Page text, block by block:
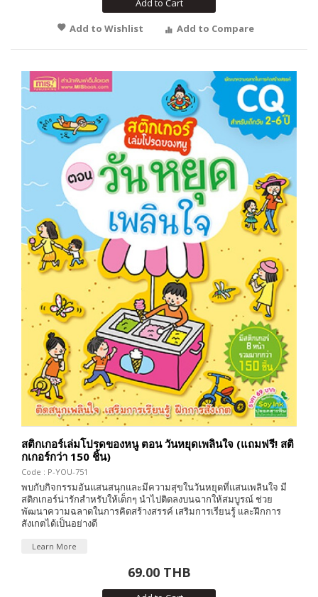
Add to Cart
Add to Wishlist
Add to Compare
สติกเกอร์เล่มโปรดของหนู ตอน วันหยุดเพลินใจ (แถมฟรี! สติ
กเกอร์กว่า 150 ชิ้น)
Code : P-YOU-751
พบกับกิจกรรมอันแสนสนุกและมีความสุขในวันหยุดที่แสนเพลินใจ มี
สติกเกอร์น่ารักสำหรับให้เด็กๆ นำไปติดลงบนฉากให้สมบูรณ์ ช่วย
พัฒนาความฉลาดในการคิดสร้างสรรค์ เสริมการเรียนรู้ และฝึกการ
สังเกตได้เป็นอย่างดี
Learn More
69.00 THB